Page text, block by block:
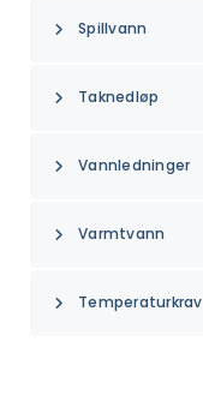
Spillvann
Taknedløp
Vannledninger
Varmtvann
Temperaturkrav